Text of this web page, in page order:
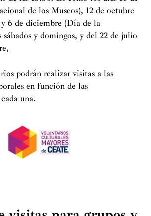
de los Museos), 12 de octubre
6 de diciembre (Día de la
y domingos, y del 22 de julio
podrán realizar visitas a las
en función de las
una.